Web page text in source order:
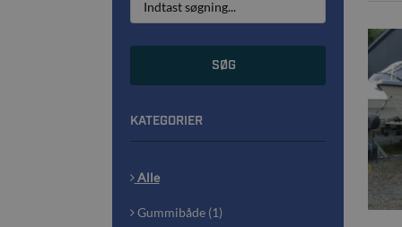
SØG
KATEGORIER
Alle
Gummibåde (1)